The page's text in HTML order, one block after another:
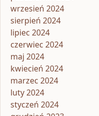
wrzesień 2024
sierpień 2024
lipiec 2024
czerwiec 2024
maj 2024
kwiecień 2024
marzec 2024
luty 2024
styczeń 2024